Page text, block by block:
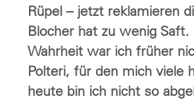
Rüpel – jetzt reklamieren
Blocher hat zu wenig Saft.
Wahrheit war ich früher
Polteri, für den mich viele
heute bin ich nicht so